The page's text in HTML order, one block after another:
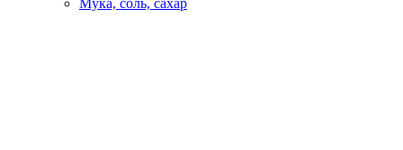
Мука, соль, сахар